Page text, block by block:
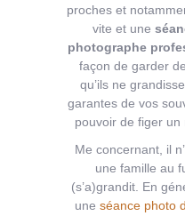
proches et
vite et une
photographe
façon de garder
qu’ils ne
garantes de vos
pouvoir de figer un
Me concernant, il
une famille au
(s’a)grandit. En
une séance photo